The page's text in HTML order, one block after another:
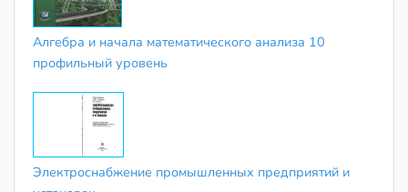
Алгебра и начала математического анализа 10
профильный уровень
Электроснабжение промышленных предприятий и